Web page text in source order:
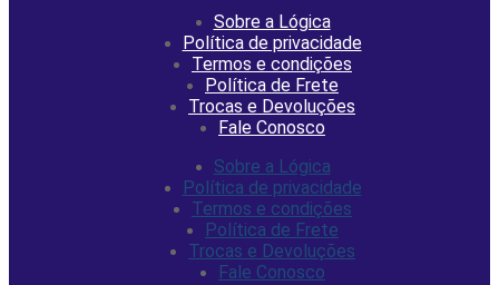
Sobre a Lógica
Política de privacidade
Termos e condições
Política de Frete
Trocas e Devoluções
Fale Conosco
Sobre a Lógica
Política de privacidade
Termos e condições
Política de Frete
Trocas e Devoluções
Fale Conosco